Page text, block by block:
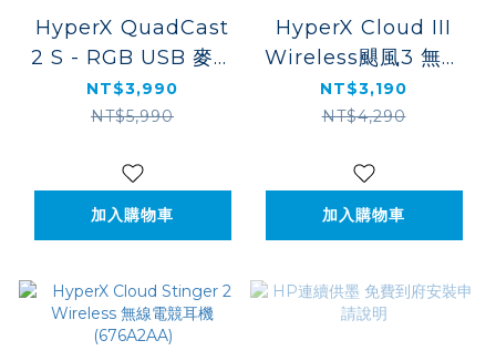
HyperX QuadCast
2 S - RGB USB 麥克
風(9A273AA)
NT$3,990
NT$5,990
加入購物車
HyperX Cloud III
Wireless颶風3 無線
電競耳機-紅
(77Z46AA)
NT$3,190
NT$4,290
加入購物車